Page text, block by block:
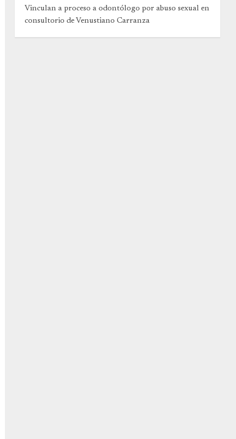
Vinculan a proceso a odontólogo por abuso sexual en
consultorio de Venustiano Carranza